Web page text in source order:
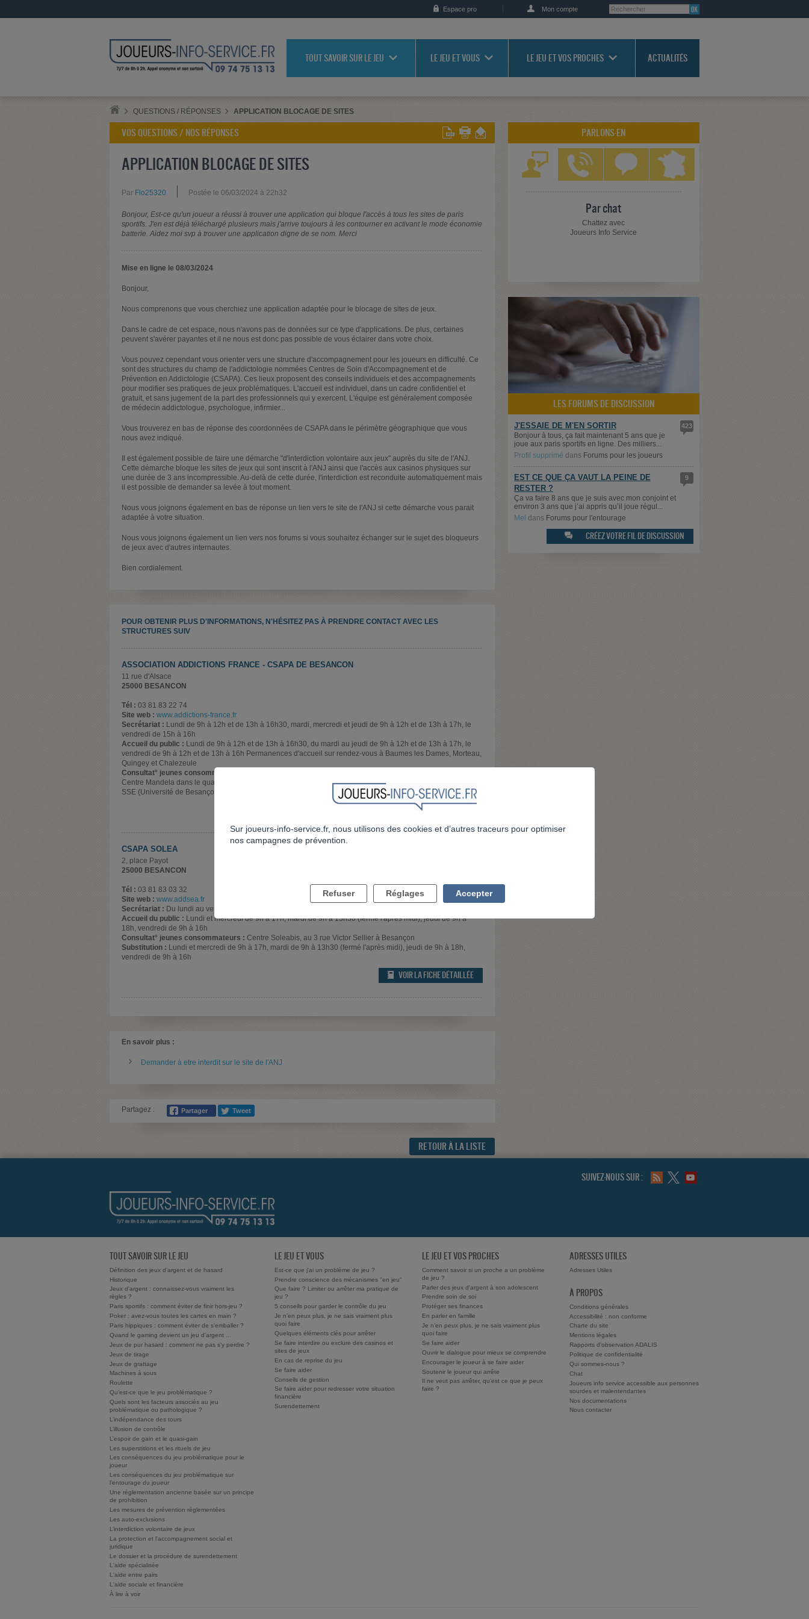
Espace pro Mon compte
TOUT SAVOIR SUR LE JEU LE JEU ET VOUS LE JEU ET VOS PROCHES ACTUALITÉS
QUESTIONS / RÉPONSES APPLICATION BLOCAGE DE SITES
VOS QUESTIONS / NOS RÉPONSES
APPLICATION BLOCAGE DE SITES
Par Flo25320 Postée le 06/03/2024 à 22h32
Bonjour, Est-ce qu'un joueur a réussi à trouver une application qui bloque l'accès à tous les sites de paris
sportifs. J'en est déjà téléchargé plusieurs mais j'arrive toujours à les contourner en activant le mode économie
batterie. Aidez moi svp à trouver une application digne de se nom. Merci
Mise en ligne le 08/03/2024
Bonjour,
Nous comprenons que vous cherchiez une application adaptée pour le blocage de sites de jeux.
Dans le cadre de cet espace, nous n'avons pas de données sur ce type d'applications. De plus, certaines
peuvent s'avérer payantes et il ne nous est donc pas possible de vous éclairer dans votre choix.
Vous pouvez cependant vous orienter vers une structure d'accompagnement pour les joueurs en difficulté. Ce
sont des structures du champ de l'addictologie nommées Centres de Soin d'Accompagnement et de
Prévention en Addictologie (CSAPA). Ces lieux proposent des conseils individuels et des accompagnements
pour modifier ses pratiques de jeux problématiques. L'accueil est individuel, dans un cadre confidentiel et
gratuit, et sans jugement de la part des professionnels qui y exercent. L'équipe est généralement composée
de médecin addictologue, psychologue, infirmier...
Vous trouverez en bas de réponse des coordonnées de CSAPA dans le périmètre géographique que vous
nous avez indiqué.
Il est également possible de faire une démarche "d'interdiction volontaire aux jeux" auprès du site de l'ANJ.
Cette démarche bloque les sites de jeux qui sont inscrit à l'ANJ ainsi que l'accès aux casinos physiques sur
une durée de 3 ans incompressible. Au-delà de cette durée, l'interdiction est reconduite automatiquement mais
il est possible de demander sa levée à tout moment.
Nous vous joignons également en bas de réponse un lien vers le site de l'ANJ si cette démarche vous parait
adaptée à votre situation.
Nous vous joignons également un lien vers nos forums si vous souhaitez échanger sur le sujet des bloqueurs
de jeux avec d'autres internautes.
Bien cordialement.
POUR OBTENIR PLUS D'INFORMATIONS, N'HÉSITEZ PAS À PRENDRE CONTACT AVEC LES
STRUCTURES SUIV
ASSOCIATION ADDICTIONS FRANCE - CSAPA DE BESANCON
11 rue d'Alsace
25000 BESANCON
Tél : 03 81 83 22 74
Site web : www.addictions-france.fr
Secrétariat : Lundi de 9h à 12h et de 13h à 16h30, mardi, mercredi et jeudi de 9h à 12h et de 13h à 17h, le
vendredi de 15h à 16h
Accueil du public : Lundi de 9h à 12h et de 13h à 16h30, du mardi au jeudi de 9h à 12h et de 13h à 17h, le
vendredi de 9h à 12h et de 13h à 16h Permanences d'accueil sur rendez-vous à Baumes les Dames, Morteau,
Quingey et Chalezeule
Consultat° jeunes consommateurs :
Centre Mandela dans le quartier de la Planoise et un mardi sur deux l’après-midi au Service en Santé Étudiant
SSE (Université de Besançon)
VOIR LA FICHE DÉTAILLÉE
CSAPA SOLEA
2, place Payot
25000 BESANCON
Tél : 03 81 83 03 32
Site web : www.addsea.fr
Secrétariat : Du lundi au vendredi de 9h à 16h, hormis le mardi ouverture jusqu'à 13h30
Accueil du public : Lundi et mercredi de 9h à 17h, mardi de 9h à 13h30 (fermé l'après midi), jeudi de 9h à
18h, vendredi de 9h à 16h
Consultat° jeunes consommateurs : Centre Soleabis, au 3 rue Victor Sellier à Besançon
Substitution : Lundi et mercredi de 9h à 17h, mardi de 9h à 13h30 (fermé l'après midi), jeudi de 9h à 18h,
vendredi de 9h à 16h
VOIR LA FICHE DÉTAILLÉE
En savoir plus :
Demander à etre interdit sur le site de l'ANJ
Partagez :
RETOUR À LA LISTE
PARLONS-EN
Par chat
Chattez avec
Joueurs Info Service
LES FORUMS DE DISCUSSION
423
J'ESSAIE DE M'EN SORTIR
Bonjour à tous, ça fait maintenant 5 ans que je
joue aux paris sportifs en ligne. Des milliers...
Profil supprimé dans Forums pour les joueurs
9
EST CE QUE ÇA VAUT LA PEINE DE
RESTER ?
Ça va faire 8 ans que je suis avec mon conjoint et
environ 3 ans que j’ai appris qu’il joue régul...
Mel dans Forums pour l'entourage
 CRÉEZ VOTRE FIL DE DISCUSSION
SUIVEZ-NOUS SUR :
TOUT SAVOIR SUR LE JEU
Définition des jeux d’argent et de hasard
Historique
Jeux d'argent : connaissez-vous vraiment les
règles ?
Paris sportifs : comment éviter de finir hors-jeu ?
Poker : avez-vous toutes les cartes en main ?
Paris hippiques : comment éviter de s'emballer ?
Quand le gaming devient un jeu d'argent ...
Jeux de pur hasard : comment ne pas s'y perdre ?
Jeux de tirage
Jeux de grattage
Machines à sous
Roulette
Qu’est-ce que le jeu problématique ?
Quels sont les facteurs associés au jeu
problématique ou pathologique ?
L’indépendance des tours
L’illusion de contrôle
L’espoir de gain et le quasi-gain
Les superstitions et les rituels de jeu
Les conséquences du jeu problématique pour le
joueur
Les conséquences du jeu problématique sur
l’entourage du joueur
Une réglementation ancienne basée sur un principe
de prohibition
Les mesures de prévention règlementées
Les auto-exclusions
L’interdiction volontaire de jeux
La protection et l’accompagnement social et
juridique
Le dossier et la procédure de surendettement
L'aide spécialisée
L'aide entre pairs
L'aide sociale et financière
À lire à voir
LE JEU ET VOUS
Est-ce que j'ai un problème de jeu ?
Prendre conscience des mécanismes "en jeu"
Que faire ? Limiter ou arrêter ma pratique de
jeu ?
5 conseils pour garder le contrôle du jeu
Je n’en peux plus, je ne sais vraiment plus
quoi faire
Quelques éléments clés pour arrêter
Se faire interdire ou exclure des casinos et
sites de jeux
En cas de reprise du jeu
Se faire aider
Conseils de gestion
Se faire aider pour redresser votre situation
financière
Surendettement
LE JEU ET VOS PROCHES
Comment savoir si un proche a un problème
de jeu ?
Parler des jeux d'argent à son adolescent
Prendre soin de soi
Protéger ses finances
En parler en famille
Je n’en peux plus, je ne sais vraiment plus
quoi faire
Se faire aider
Ouvrir le dialogue pour mieux se comprendre
Encourager le joueur à se faire aider
Soutenir le joueur qui arrête
Il ne veut pas arrêter, qu’est ce que je peux
faire ?
ADRESSES UTILES
Adresses Utiles
À PROPOS
Conditions générales
Accessibilité : non conforme
Charte du site
Mentions légales
Rapports d'observation ADALIS
Politique de confidentialité
Qui sommes-nous ?
Chat
Joueurs info service accessible aux personnes
sourdes et malentendantes
Nos documentations
Nous contacter
Sur joueurs-info-service.fr, nous utilisons des cookies et d’autres traceurs pour optimiser
nos campagnes de prévention.
Refuser Réglages Accepter